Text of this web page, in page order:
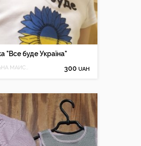
"Все буде Україна"
ТЕКСТИЛЬНА МАЙСТЕРНЯ 300 UAH